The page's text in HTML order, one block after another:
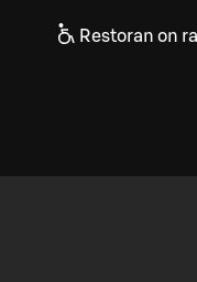
Restoran on